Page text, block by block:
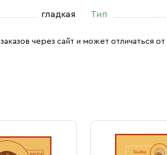
гладкая Тип
через сайт и может отличаться от